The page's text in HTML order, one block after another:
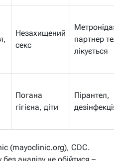
Незахищений
секс
партнер
лікується
Погана
гігієна, діти
Пірантел,
(mayoclinic.org), CDC.